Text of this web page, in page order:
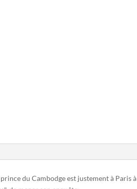
du Cambodge est justement à Paris à